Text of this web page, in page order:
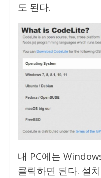
도 된다.
내 PC에는
클릭하면 된다. 설